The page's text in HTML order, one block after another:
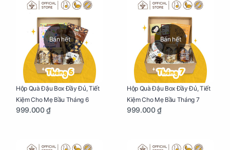
Bán hết
Hộp Quà Đậu Box Đầy Đủ, Tiết
Kiệm Cho Mẹ Bầu Tháng 6
999.000 ₫
Bán hết
Hộp Quà Đậu Box Đầy Đủ, Tiết
Kiệm Cho Mẹ Bầu Tháng 7
999.000 ₫